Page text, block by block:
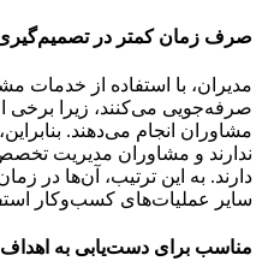
صرف زمان کمتر در
مدیران، با استفاده از خدمات
صرفه‌جویی می‌کنند، زیرا برخی
مشاوران انجام می‌دهند.
ندارند و مشاوران مدیریت
دارند. به این ترتیب، آن‌ها در
سایر عملیات‌های کسب‌وکار
مناسب برای دست‌یابی به